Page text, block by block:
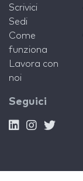
Scrivici
Sedi
Come
funziona
Lavora con
noi
Seguici